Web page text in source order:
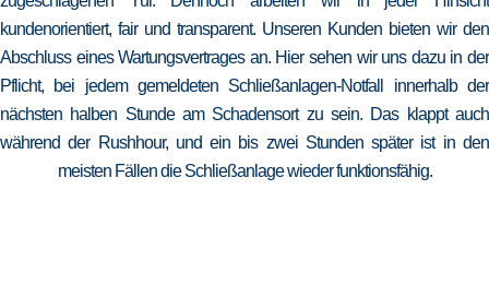
kundenorientiert, fair und transparent. Unseren Kunden bieten wir den
Abschluss eines Wartungsvertrages an. Hier sehen wir uns dazu in der
Pflicht, bei jedem gemeldeten Schließanlagen-Notfall innerhalb der
nächsten halben Stunde am Schadensort zu sein. Das klappt auch
während der Rushhour, und ein bis zwei Stunden später ist in den
meisten Fällen die Schließanlage wieder funktionsfähig.